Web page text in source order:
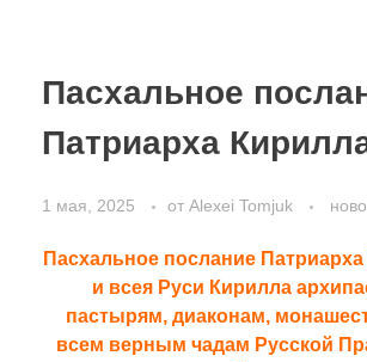
Пасхальное
Патриарха
1 мая, 2025 от Alexei Tomjuk
Пасхальное послание
и всея Руси Кирилла
пастырям, диаконам,
всем верным чадам Русской